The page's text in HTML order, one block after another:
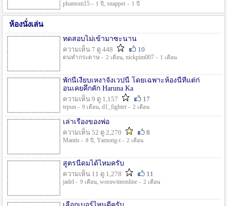
phantom15 - 1 ปี , snapper - 1 ปี
ห้องนั่งเล่น
ทดสอบไม่เข้ามาซะนาน
ความเห็น 7 ดู 448
10
ตนทำกระดาษ - 2 เดือน, nickpim007 - 1 เดือน
พักนี้เงียบเหงาจังเวปนี้ โดยเฉพาะห้องนี้ที่แต่ก่
อนเคยคึกคัก Haruna Ka
ความเห็น 9 ดู 1,157
17
tepun - 9 เดือน, d1_fighter - 2 เดือน
เล่าเรื่องของพ่อ
ความเห็น 52 ดู 2,270
8
Mantis - 8 ปี , Yamong-t - 2 เดือน
สูตรนี้ดมได้ไหมครับ
ความเห็น 11 ดู 1,278
11
jadel - 9 เดือน, worawitnonline - 2 เดือน